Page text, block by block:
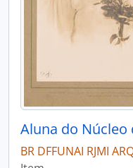
Aluna do Núcleo
BR DFFUNAI RJMI